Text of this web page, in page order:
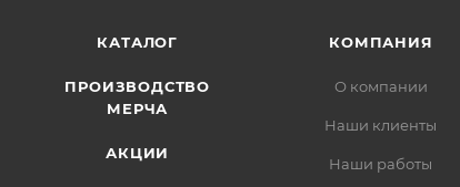
КАТАЛОГ
ПРОИЗВОДСТВО
МЕРЧА
АКЦИИ
КОМПАНИЯ
О компании
Наши клиенты
Наши работы